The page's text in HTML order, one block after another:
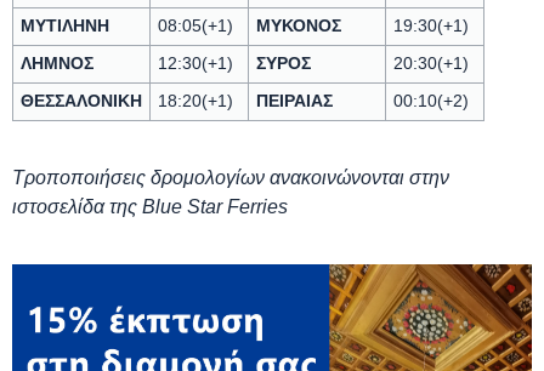
ΜΥΤΙΛΗΝΗ 08:05(+1) ΜΥΚΟΝΟΣ 19:30(+1)
ΛΗΜΝΟΣ 12:30(+1) ΣΥΡΟΣ 20:30(+1)
ΘΕΣΣΑΛΟΝΙΚΗ 18:20(+1) ΠΕΙΡΑΙΑΣ 00:10(+2)
Τροποποιήσεις δρομολογίων ανακοινώνονται στην
ιστοσελίδα της Blue Star Ferries